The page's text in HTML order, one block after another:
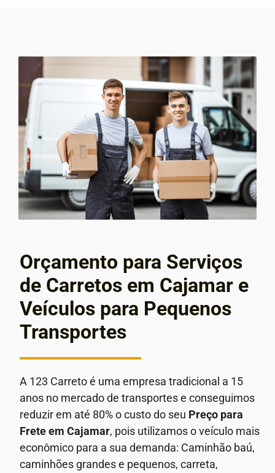
Orçamento para Serviços
de Carretos em Cajamar e
Veículos para Pequenos
Transportes
A 123 Carreto é uma empresa tradicional a 15
anos no mercado de transportes e conseguimos
reduzir em até 80% o custo do seu Preço para
Frete em Cajamar, pois utilizamos o veículo mais
econômico para a sua demanda: Caminhão baú,
caminhões grandes e pequenos, carreta,